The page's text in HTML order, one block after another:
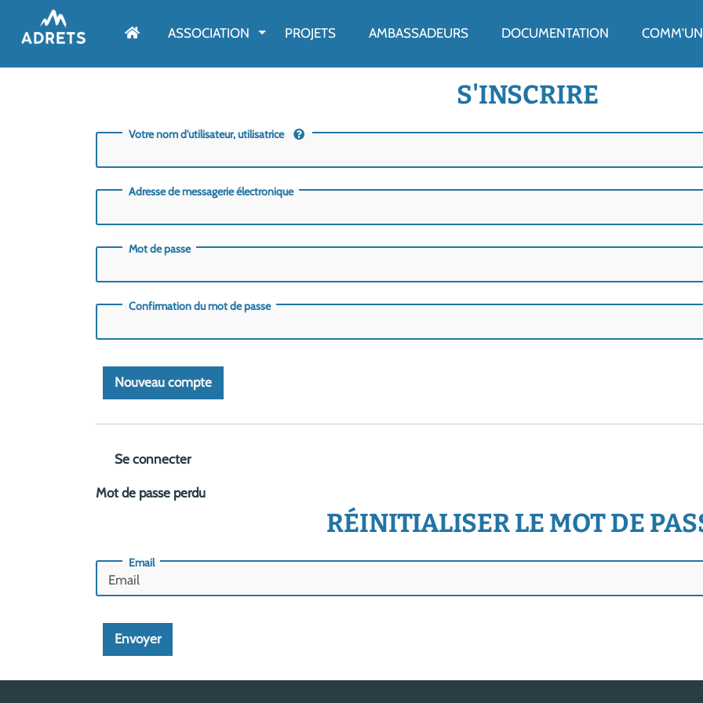
ASSOCIATION AFFICHER LE MENU
PROJETS AMBASSADEURS DOCUMENTATION
S'INSCRIRE
Votre nom d'utilisateur, utilisatrice
Adresse de messagerie électronique
Mot de passe
Confirmation du mot de passe
Se connecter
Mot de passe perdu
RÉINITIALISER LE MOT DE
Email
Envoyer